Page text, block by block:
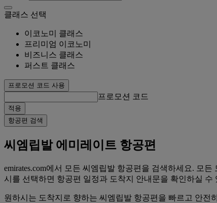
클래스 선택
이코노미 클래스
프리미엄 이코노미
비즈니스 클래스
퍼스트 클래스
프로모션 코드 사용
프로모션 코드
적용
항공편 검색
씨엠립발 에미레이트 항공편
emirates.com에서 모든 씨엠립발 항공편을 검색하세요. 모
시를 선택하면 항공편 일정과 도착지 안내문을 확인하실 수
원하시는 도착지로 향하는 씨엠립발 항공편을 빠르고 안전